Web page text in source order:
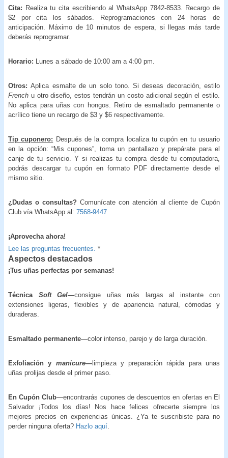
Cita: Realiza tu cita escribiendo al WhatsApp 7842-8533. Recargo de
$2 por cita los sábados. Reprogramaciones con 24 horas de
anticipación. Máximo de 10 minutos de espera, si llegas más tarde
deberás reprogramar.
Horario: Lunes a sábado de 10:00 am a 4:00 pm.
Otros:Aplica esmalte de un solo tono. Si deseas decoración, estilo
French u otro diseño, estos tendrán un costo adicional según el estilo.
No aplica para uñas con hongos. Retiro de esmaltado permanente o
acrílico tiene un recargo de $3 y $6 respectivamente.
Tip cuponero: Después de la compra localiza tu cupón en tu usuario
en la opción: “Mis cupones”, toma un pantallazo y prepárate para el
canje de tu servicio. Y si realizas tu compra desde tu computadora,
podrás descargar tu cupón en formato PDF directamente desde el
mismo sitio.
¿Dudas o consultas? Comunícate con atención al cliente de Cupón
Club vía WhatsApp al: 7568-9447
¡Aprovecha ahora!
Lee las preguntas frecuentes. *
Aspectos destacados
¡Tus uñas perfectas por semanas!
Técnica Soft Gel—consigue uñas más largas al instante con
extensiones ligeras, flexibles y de apariencia natural, cómodas y
duraderas.
Esmaltado permanente—color intenso, parejo y de larga duración.
Exfoliación y manicure—limpieza y preparación rápida para unas
uñas prolijas desde el primer paso.
En Cupón Club—encontrarás cupones de descuentos en ofertas en El
Salvador ¡Todos los días! Nos hace felices ofrecerte siempre los
mejores precios en experiencias únicas. ¿Ya te suscribiste para no
perder ninguna oferta? Hazlo aquí